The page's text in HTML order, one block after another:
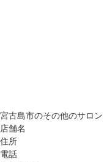
宮古島市のその他のサロン
店舗名
住所
電話